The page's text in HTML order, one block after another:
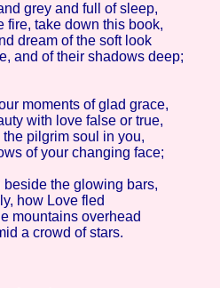
grey and full of sleep,
fire, take down this book,
dream of the soft look
and of their shadows deep;
moments of glad grace,
with love false or true,
pilgrim soul in you,
of your changing face;
the glowing bars,
how Love fled
mountains overhead
a crowd of stars.